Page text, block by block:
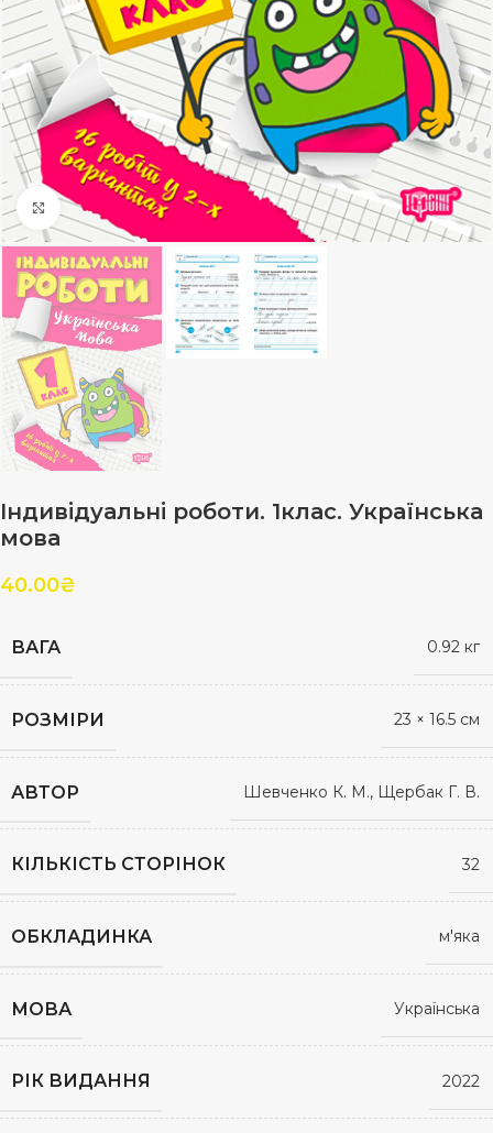
Клацніть, щоб збільшити
Індивідуальні роботи. 1клас. Українська
мова
40.00₴
ВАГА 0.92 кг
РОЗМІРИ 23 × 16.5 см
АВТОР Шевченко К. М., Щербак Г. В.
КІЛЬКІСТЬ СТОРІНОК 32
ОБКЛАДИНКА м'яка
МОВА Українська
РІК ВИДАННЯ 2022